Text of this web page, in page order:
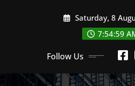
Saturday, 8
7:55:01
Follow Us